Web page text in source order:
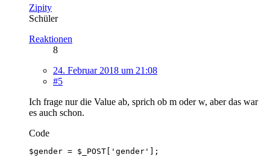
Zipity
Schüler
Reaktionen
8
24. Februar 2018 um 21:08
#5
Ich frage nur die Value ab, sprich ob m oder w, aber das war
es auch schon.
Code
$gender = $_POST['gender'];